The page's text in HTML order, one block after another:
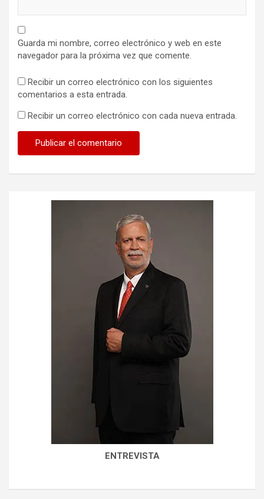
Guarda mi nombre, correo electrónico y web en este
navegador para la próxima vez que comente.
Recibir un correo electrónico con los siguientes
comentarios a esta entrada.
Recibir un correo electrónico con cada nueva entrada.
ENTREVISTA